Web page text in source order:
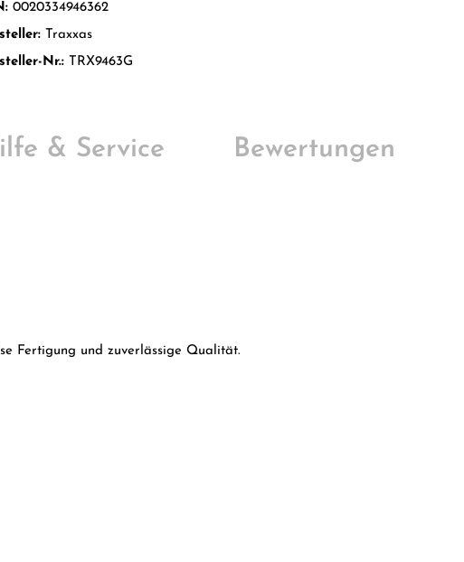
0020334946362
Traxxas
Nr.: TRX9463G
& Service Bewertungen
Fertigung und zuverlässige Qualität.